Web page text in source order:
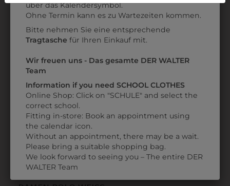
Datenschutzerklärungbzw. im
über das Kalendersymbol.
Ohne Termin kann es zu Wartezeiten kommen.
Bitte nehmen Sie eine entsprechende
Tragtasche für Ihren Einkauf mit.
Wir freuen uns - Das gesamte DER WALTER
Team
Information if you need SCHOOL CLOTHES
Online Shop: Click on "SCHULE" and select the
correct school.
Fitting in-store: Book an appointment using
the calendar icon.
Without an appointment, there may be a wait.
Please bring a suitable shopping bag.
We look forward to seeing you – The entire DER
WALTER Team